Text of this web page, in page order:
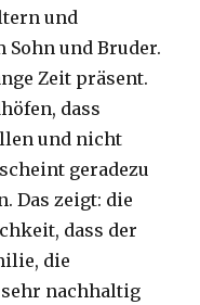
und
und Bruder.
Zeit präsent.
dass
und nicht
geradezu
Das zeigt: die
dass der
die
nachhaltig